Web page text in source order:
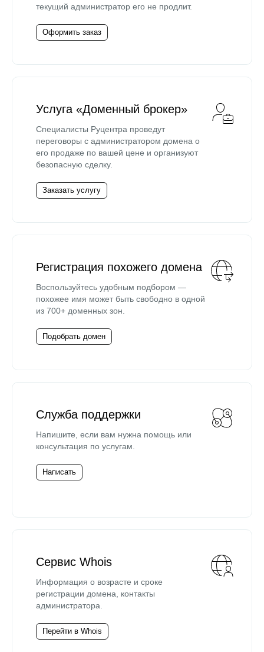
текущий администратор его не продлит.
Оформить заказ
Услуга «Доменный брокер»
Специалисты Руцентра проведут
переговоры с администратором домена о
его продаже по вашей цене и организуют
безопасную сделку.
Заказать услугу
Регистрация похожего домена
Воспользуйтесь удобным подбором —
похожее имя может быть свободно в одной
из 700+ доменных зон.
Подобрать домен
Служба поддержки
Напишите, если вам нужна помощь или
консультация по услугам.
Написать
Сервис Whois
Информация о возрасте и сроке
регистрации домена, контакты
администратора.
Перейти в Whois